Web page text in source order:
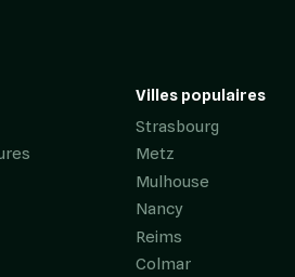
Villes populaires
Strasbourg
Metz
Mulhouse
Nancy
Reims
Colmar